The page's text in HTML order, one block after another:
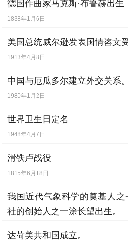
德国作曲家马克斯·布鲁赫出生
1838年1月6日
美国总统威尔逊发表国情咨文
1913年4月8日
中国与厄瓜多尔建立外交关系。
1980年1月2日
世界卫生日定名
1948年4月7日
滑铁卢战役
1815年6月18日
我国近代气象科学的奠基人
社的创始人之一涂长望出生。
达荷美共和国成立。